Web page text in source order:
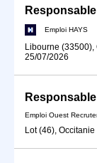
Emploi HAYS
Libourne
25/07/2026
Emploi Ouest
Lot (46), Occitanie